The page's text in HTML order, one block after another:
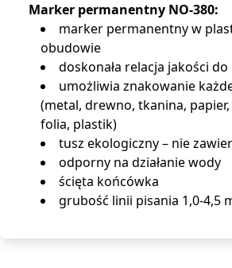
Marker permanentny NO-380:
marker permanentny w
obudowie
doskonała relacja jakości do
umożliwia znakowanie
(metal, drewno, tkanina, papier,
folia, plastik)
tusz ekologiczny – nie
odporny na działanie wody
ścięta końcówka
grubość linii pisania 1,0-4,5